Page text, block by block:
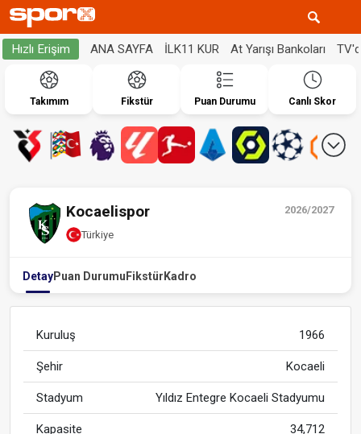
Hızlı Erişim ANA SAYFA İLK11 KUR At Yarışı Bankoları
Takımım Fikstür Puan Durumu Canlı Skor
2026/2027
Kocaelispor
Türkiye
DetayPuan Durumu Fikstür Kadro
Kuruluş 1966
Şehir Kocaeli
Stadyum Yıldız Entegre Kocaeli Stadyumu
Kapasite 34,712